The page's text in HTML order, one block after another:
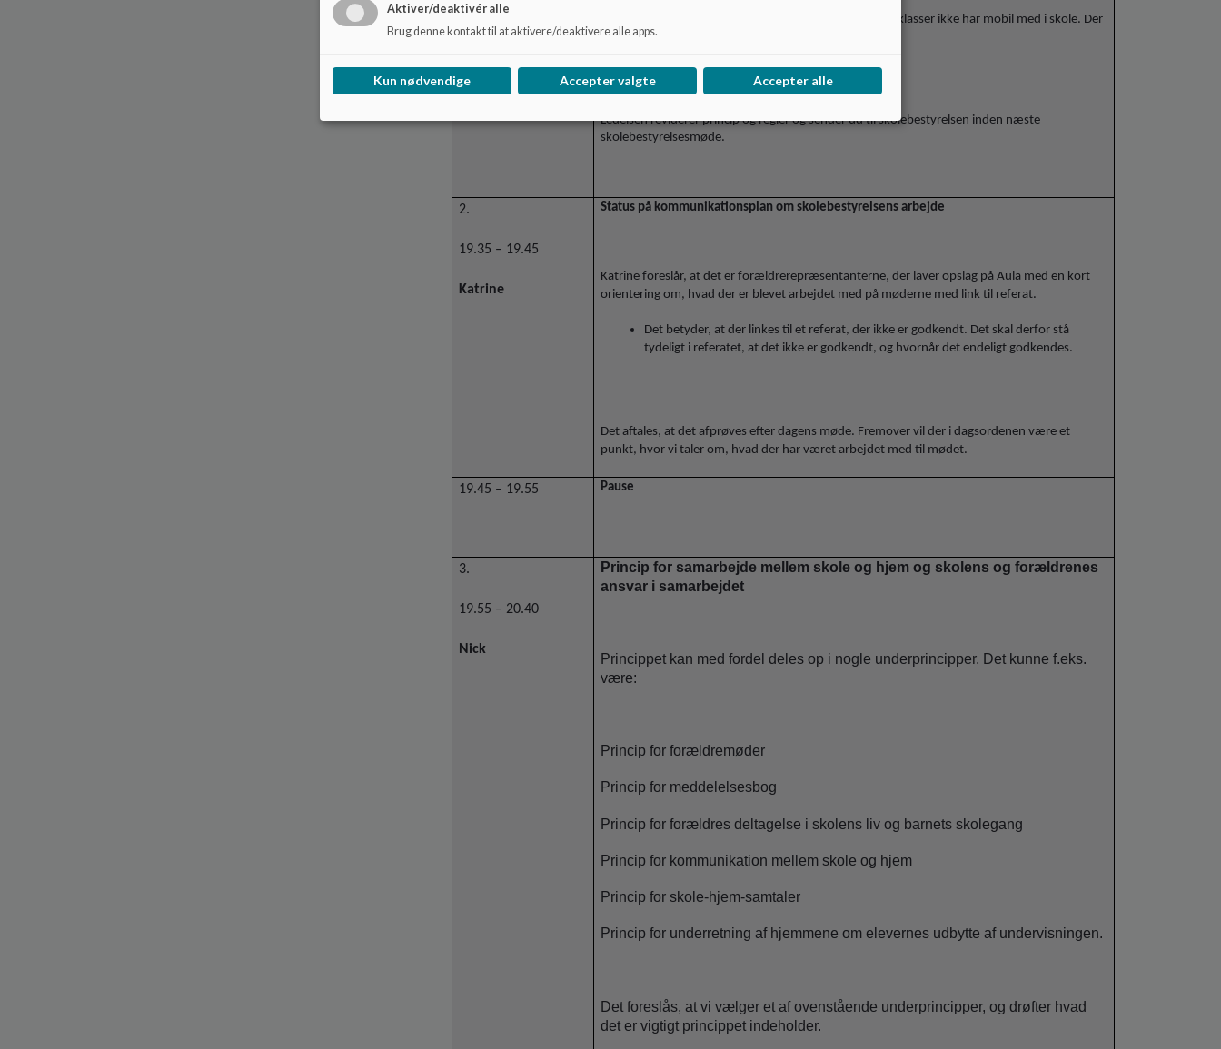
En kraftig anbefaling af, at børnene i de yngste klasser ikke har mobil med i skole. Der
skal ikke bruges mobil i undervisningen.
En skærpelse i brugen af smartwatch.
Ledelsen reviderer princip og regler og sender ud til skolebestyrelsen inden næste
skolebestyrelsesmøde.
2.
19.35 – 19.45
Katrine
Status på kommunikationsplan om skolebestyrelsens arbejde
Katrine foreslår, at det er forældrerepræsentanterne, der laver opslag på Aula med en kort
orientering om, hvad der er blevet arbejdet med på møderne med link til referat.
Det betyder, at der linkes til et referat, der ikke er godkendt. Det skal derfor stå
tydeligt i referatet, at det ikke er godkendt, og hvornår det endeligt godkendes.
Det aftales, at det afprøves efter dagens møde. Fremover vil der i dagsordenen være et
punkt, hvor vi taler om, hvad der har været arbejdet med til mødet.
19.45 – 19.55 Pause
3.
19.55 – 20.40
Nick
Princip for samarbejde mellem skole og hjem og skolens og forældrenes
ansvar i samarbejdet
Princippet kan med fordel deles op i nogle underprincipper. Det kunne f.eks.
være:
Princip for forældremøder
Princip for meddelelsesbog
Princip for forældres deltagelse i skolens liv og barnets skolegang
Princip for kommunikation mellem skole og hjem
Princip for skole-hjem-samtaler
Princip for underretning af hjemmene om elevernes udbytte af undervisningen.
Det foreslås, at vi vælger et af ovenstående underprincipper, og drøfter hvad
det er vigtigt princippet indeholder.
Aktiver/deaktivér alle
Brug denne kontakt til at aktivere/deaktivere alle apps.
Kun nødvendige Accepter valgte Accepter alle